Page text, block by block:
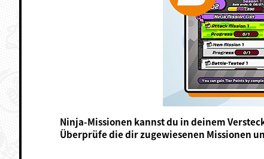
Ninja-Missionen kannst du in deinem
Überprüfe die dir zugewiesenen Missionen